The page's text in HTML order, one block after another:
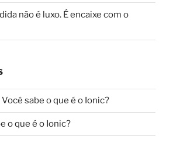
não é luxo. É encaixe com o
Você sabe o que é o Ionic?
o que é o Ionic?